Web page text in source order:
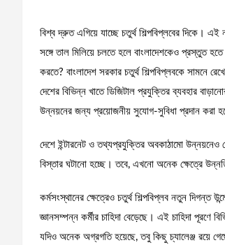
বিশ্ব দ্রুত এগিয়ে যাচ্ছে চতুর্থ শিল্পবিপ্লবের দিকে।
সঙ্গে তাল মিলিয়ে চলতে হলে বাংলাদেশকেও প্রস্তুত
করতে? বাংলাদেশ সরকার চতুর্থ শিল্পবিপ্লবকে সামনে
দেশের বিভিন্ন খাতে ডিজিটাল প্রযুক্তির ব্যবহার
উন্নয়নের জন্য প্রয়োজনীয় সুযোগ-সুবিধা প্রদান করা
দেশে ইন্টারনেট ও তথ্যপ্রযুক্তির অবকাঠামো উন্নয়নেও
বিস্তার ঘটানো হচ্ছে। তবে, এখনো অনেক ক্ষেত্রে
কর্মসংস্থানের ক্ষেত্রেও চতুর্থ শিল্পবিপ্লব নতুন দিগন্ত
জ্ঞানসম্পন্ন কর্মীর চাহিদা বেড়েছে। এই চাহিদা পূরণে
যদিও অনেক অগ্রগতি হয়েছে, তবু কিছু চ্যালেঞ্জ রয়ে